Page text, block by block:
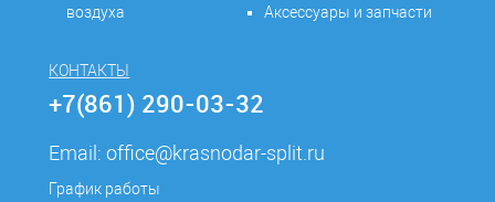
воздуха
Аксессуары и запчасти
КОНТАКТЫ
+7(861) 290-03-32
Email:office@krasnodar-split.ru
График работы